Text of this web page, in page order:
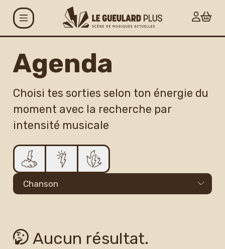
Aller au contenu principal
Agenda
Choisi tes sorties selon ton énergie du
moment avec la recherche par
intensité musicale
Aucun résultat.
Agenda
Projets
Le Gueulard Plus
Accueil et infos
pratiques
Newsletter